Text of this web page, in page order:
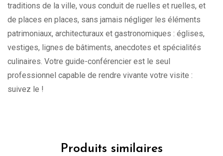
traditions de la ville, vous conduit de ruelles et ruelles, et
de places en places, sans jamais négliger les éléments
patrimoniaux, architecturaux et gastronomiques : églises,
vestiges, lignes de bâtiments, anecdotes et spécialités
culinaires. Votre guide-conférencier est le seul
professionnel capable de rendre vivante votre visite :
suivez le !
Produits similaires